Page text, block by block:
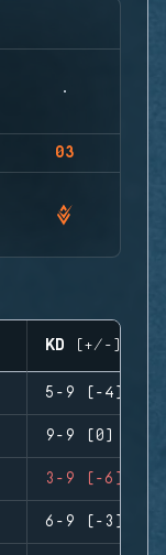
03
KD (+/-)
5-9 (-4)
9-9 (0)
3-9 (-6)
6-9 (-3)